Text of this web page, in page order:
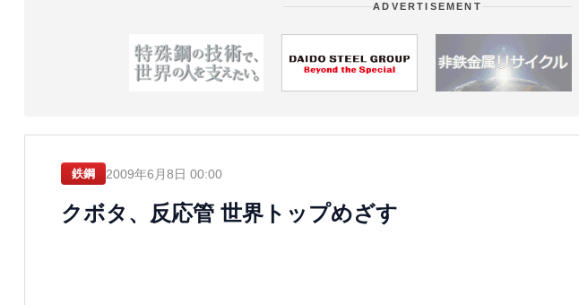
ADVERTISEMENT
鉄鋼 2009年6月8日 00:00
クボタ、反応管 世界トップめざす